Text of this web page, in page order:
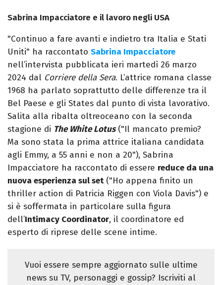
Sabrina Impacciatore e il lavoro negli USA
"Continuo a fare avanti e indietro tra Italia e Stati
Uniti" ha raccontato Sabrina Impacciatore
nell’intervista pubblicata ieri martedì 26 marzo
2024 dal Corriere della Sera. L’attrice romana classe
1968 ha parlato soprattutto delle differenze tra il
Bel Paese e gli States dal punto di vista lavorativo.
Salita alla ribalta oltreoceano con la seconda
stagione di The White Lotus("Il mancato premio?
Ma sono stata la prima attrice italiana candidata
agli Emmy, a 55 anni e non a 20"), Sabrina
Impacciatore ha raccontato di essere reduce da una
nuova esperienza sul set("Ho appena finito un
thriller action di Patricia Riggen con Viola Davis") e
si è soffermata in particolare sulla figura
dell’Intimacy Coordinator, il coordinatore ed
esperto di riprese delle scene intime.
Vuoi essere sempre aggiornato sulle ultime
news su TV, personaggi e gossip? Iscriviti al